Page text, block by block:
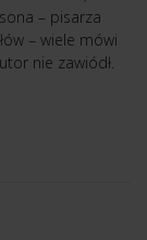
– pisarza
– wiele mówi
nie zawiódł.